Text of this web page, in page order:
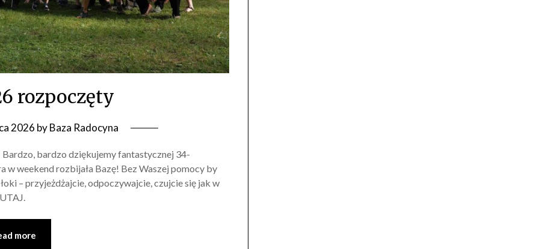
rozpoczęty
2026 byBaza Radocyna
Bardzo, bardzo dziękujemy fantastycznej 34-
weekend rozbijała Bazę! Bez Waszej pomocy by
– przyjeżdżajcie, odpoczywajcie, czujcie się jak w
more